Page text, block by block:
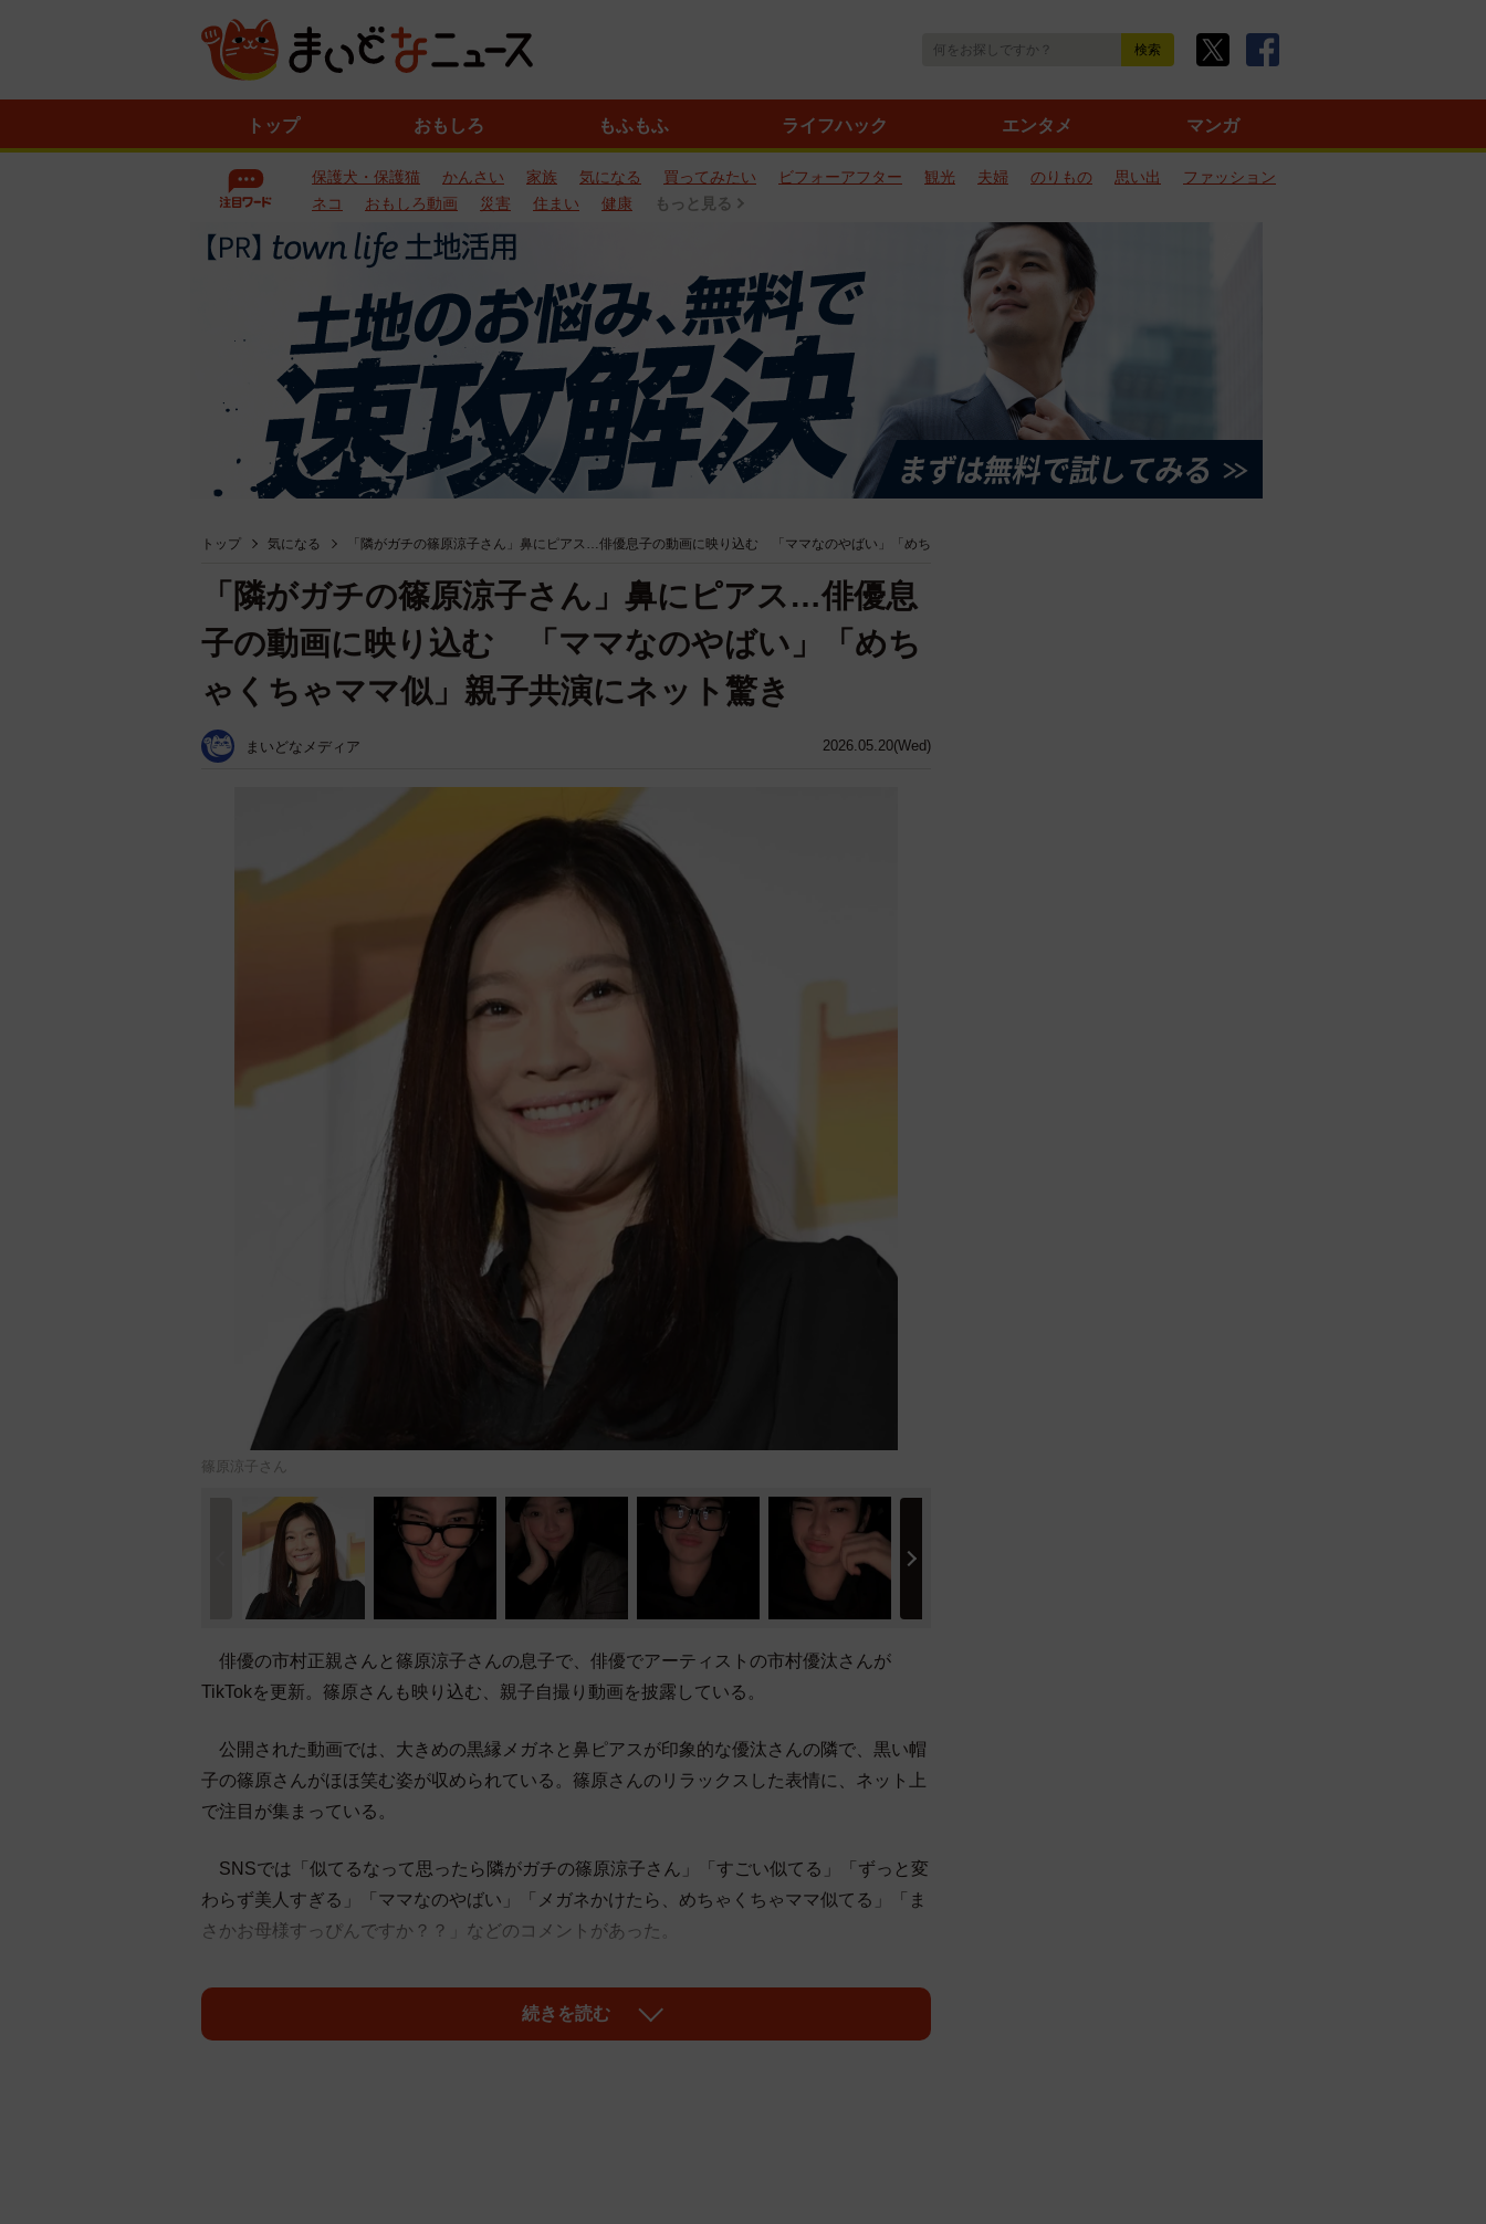
トップ おもしろ もふもふ ライフハック エンタメ マンガ
保護犬・保護猫 かんさい 家族 気になる 買ってみたい ビフォーアフター 観光 夫婦 のりもの 思い出
ファッション
ネコ
おもしろ動画 災害 住まい 健康 もっと見る
トップ 気になる 「隣がガチの篠原涼子さん」鼻にピアス…俳優息子の動画に映り込む 「ママなのやばい」「めち
2026.05.20(Wed)
「隣がガチの篠原涼子さん」鼻にピアス…俳優息
子の動画に映り込む 「ママなのやばい」「めち
ゃくちゃママ似」親子共演にネット驚き
まいどなメディア
篠原涼子さん
俳優の市村正親さんと篠原涼子さんの息子で、俳優でアーティストの市村優汰さんが
TikTokを更新。篠原さんも映り込む、親子自撮り動画を披露している。
公開された動画では、大きめの黒縁メガネと鼻ピアスが印象的な優汰さんの隣で、黒い帽
子の篠原さんがほほ笑む姿が収められている。篠原さんのリラックスした表情に、ネット上
で注目が集まっている。
SNSでは「似てるなって思ったら隣がガチの篠原涼子さん」「すごい似てる」「ずっと変
わらず美人すぎる」「ママなのやばい」「メガネかけたら、めちゃくちゃママ似てる」「ま
さかお母様すっぴんですか？？」などのコメントがあった。
優汰さんは2021年、父親の市村正親さんとミュージカル「オリバー！」で共演し、本格的
に舞台デビュー。その後、音楽劇「プリンス・オブ・マーメイド～海と人がともに生きる
続きを読む